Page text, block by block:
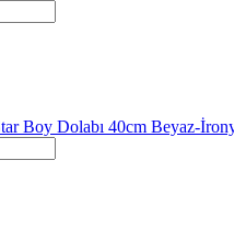
Boy Dolabı 40cm Beyaz-